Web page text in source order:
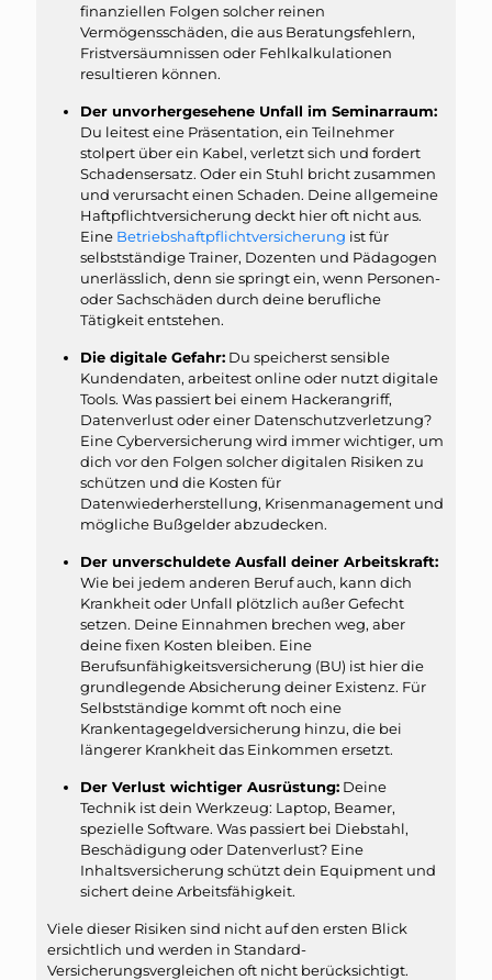
finanziellen Folgen solcher reinen
Vermögensschäden, die aus Beratungsfehlern,
Fristversäumnissen oder Fehlkalkulationen
resultieren können.
Der unvorhergesehene Unfall im Seminarraum:
Du leitest eine Präsentation, ein Teilnehmer
stolpert über ein Kabel, verletzt sich und fordert
Schadensersatz. Oder ein Stuhl bricht zusammen
und verursacht einen Schaden. Deine allgemeine
Haftpflichtversicherung deckt hier oft nicht aus.
Eine Betriebshaftpflichtversicherung ist für
selbstständige Trainer, Dozenten und Pädagogen
unerlässlich, denn sie springt ein, wenn Personen-
oder Sachschäden durch deine berufliche
Tätigkeit entstehen.
Die digitale Gefahr: Du speicherst sensible
Kundendaten, arbeitest online oder nutzt digitale
Tools. Was passiert bei einem Hackerangriff,
Datenverlust oder einer Datenschutzverletzung?
Eine Cyberversicherung wird immer wichtiger, um
dich vor den Folgen solcher digitalen Risiken zu
schützen und die Kosten für
Datenwiederherstellung, Krisenmanagement und
mögliche Bußgelder abzudecken.
Der unverschuldete Ausfall deiner Arbeitskraft:
Wie bei jedem anderen Beruf auch, kann dich
Krankheit oder Unfall plötzlich außer Gefecht
setzen. Deine Einnahmen brechen weg, aber
deine fixen Kosten bleiben. Eine
Berufsunfähigkeitsversicherung (BU) ist hier die
grundlegende Absicherung deiner Existenz. Für
Selbstständige kommt oft noch eine
Krankentagegeldversicherung hinzu, die bei
längerer Krankheit das Einkommen ersetzt.
Der Verlust wichtiger Ausrüstung: Deine
Technik ist dein Werkzeug: Laptop, Beamer,
spezielle Software. Was passiert bei Diebstahl,
Beschädigung oder Datenverlust? Eine
Inhaltsversicherung schützt dein Equipment und
sichert deine Arbeitsfähigkeit.
Viele dieser Risiken sind nicht auf den ersten Blick
ersichtlich und werden in Standard-
Versicherungsvergleichen oft nicht berücksichtigt.